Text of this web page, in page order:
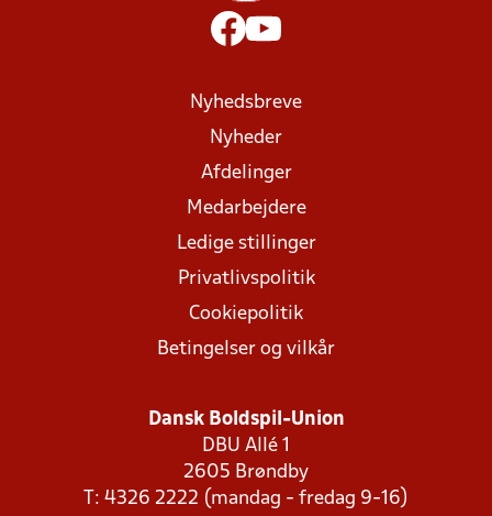
Nyhedsbreve
Nyheder
Afdelinger
Medarbejdere
Ledige stillinger
Privatlivspolitik
Cookiepolitik
Betingelser og vilkår
Dansk Boldspil-Union
DBU Allé 1
2605 Brøndby
T: 4326 2222 (mandag - fredag 9-16)